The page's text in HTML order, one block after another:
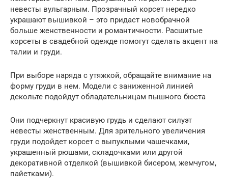
невесты вульгарным. Прозрачный корсет нередко
украшают вышивкой – это придаст новобрачной
больше женственности и романтичности. Расшитые
корсеты в свадебной одежде помогут сделать акцент на
талии и груди.
При выборе наряда с утяжкой, обращайте внимание на
форму груди в нем. Модели с заниженной линией
декольте подойдут обладательницам пышного бюста
Они подчеркнут красивую грудь и сделают силуэт
невесты женственным. Для зрительного увеличения
груди подойдет корсет с выпуклыми чашечками,
украшенный рюшами, складочками или другой
декоративной отделкой (вышивкой бисером, жемчугом,
пайетками).